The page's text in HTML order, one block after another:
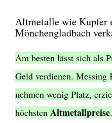
Altmetalle wie Kupfer
Mönchengladbach
Am besten lässt sich als
Geld verdienen.
nehmen wenig Platz,
höchsten Altmetallpreise